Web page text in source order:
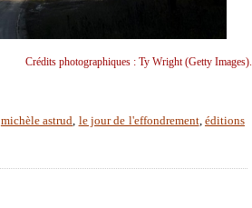
Crédits photographiques : Ty Wright (Getty Images).
michèle astrud, le jour de l'effondrement, éditions